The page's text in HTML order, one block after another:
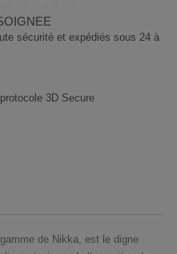
sécurité et expédiés sous 24 à
3D Secure
de Nikka, est le digne